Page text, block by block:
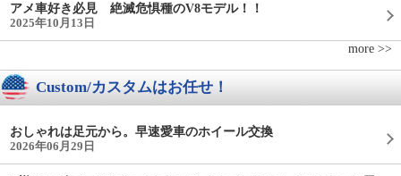
アメ車好き必見 絶滅危惧種のV8モデル！！
2025年10月13日
more >>
Custom/カスタムはお任せ！
おしゃれは足元から。早速愛車のホイール交換
2026年06月29日